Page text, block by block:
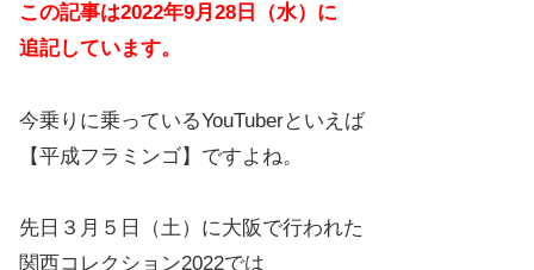
この記事は2022年9月28日（水）に
追記しています。
今乗りに乗っているYouTuberといえば
【平成フラミンゴ】ですよね。
先日３月５日（土）に大阪で行われた
関西コレクション2022では